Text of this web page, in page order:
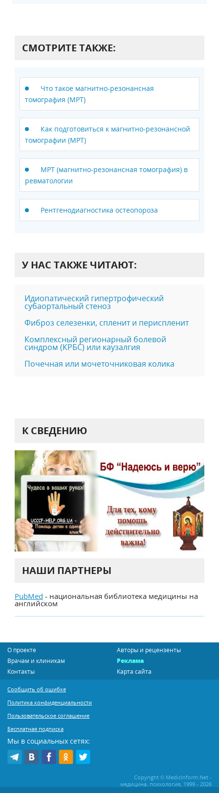
СМОТРИТЕ ТАКЖЕ:
Что такое магнитно-резонансная
томография (МРТ)
Как подготовиться к магнитно-резонансной
томографии (МРТ)
MPT (магнитно-резонансная томография) в
ревматологии
Рентгенодиагностика остеопороза
У НАС ТАКЖЕ ЧИТАЮТ:
Идиопатический гипертрофический
субаортальный стеноз
Фиброз селезенки, спленит и периспленит
Комплексный регионарный болевой
синдром (КРБС) или каузалгия
Почечная или мочеточниковая колика
К СВЕДЕНИЮ
НАШИ ПАРТНЕРЫ
PubMed - национальная библиотека медицины на
английском
О проекте
Авторы и рецензенты
Врачам и клиникам
Реклама
Контакты
Карта сайта
Сообщить об ошибке
Политика конфиденциальности
Пользовательское соглашение
Бесплатная подписка
Мы в социальных сетях:
Copyright © MedicInform.Net -
медицина, психология, 1999 - 2026